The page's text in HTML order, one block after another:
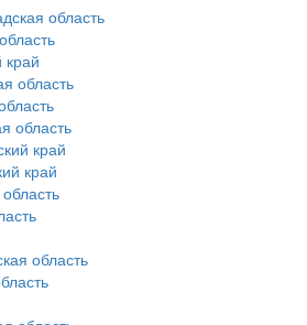
область
край
область
область
край
край
область